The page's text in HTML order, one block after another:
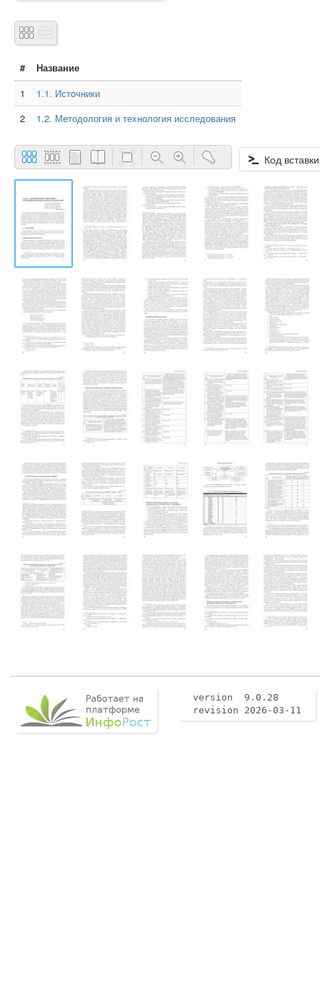
#
Название
1
1.1. Источники
2
1.2. Методология и технология исследования
Код вставки
version 9.0.28
revision 2026-03-11